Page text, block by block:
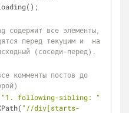
все элементы,
перед текущим и  на
(соседи-перед).
комменты постов до
"1. following-sibling: "
"//div[starts-